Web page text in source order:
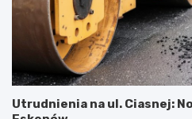
Utrudnienia na ul. Ciasnej: